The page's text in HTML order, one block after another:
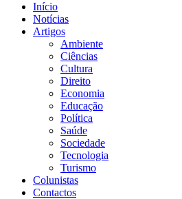
Início
Notícias
Artigos
Ambiente
Ciências
Cultura
Direito
Economia
Educação
Política
Saúde
Sociedade
Tecnologia
Turismo
Colunistas
Contactos